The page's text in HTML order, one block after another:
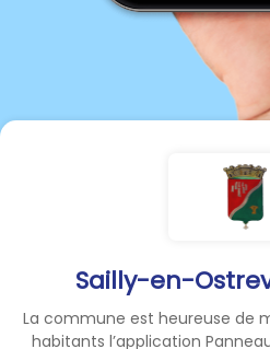
Sailly-en-
La commune est heureuse de
habitants l’application